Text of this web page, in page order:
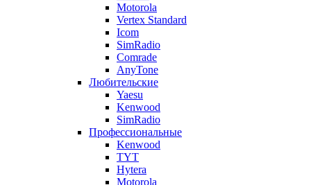
Motorola
Vertex Standard
Icom
SimRadio
Comrade
AnyTone
Любительские
Yaesu
Kenwood
SimRadio
Профессиональные
Kenwood
TYT
Hytera
Motorola